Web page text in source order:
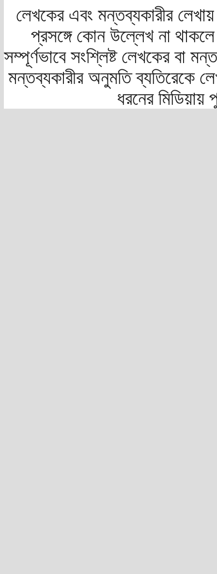
লেখকের এবং মন্তব্যকারীর
প্রসঙ্গে কোন উল্লেখ না
সম্পূর্ণভাবে সংশ্লিষ্ট লেখকের বা
মন্তব্যকারীর অনুমতি ব্যতিরেকে
ধরনের মিডিয়ায়